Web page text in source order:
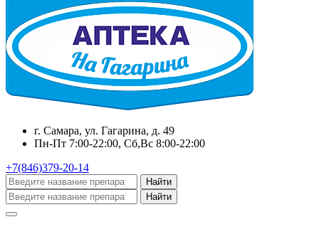
г. Самара, ул. Гагарина, д. 49
Пн-Пт 7:00-22:00, Сб,Вс 8:00-22:00
+7(846)379-20-14
Найти
Найти